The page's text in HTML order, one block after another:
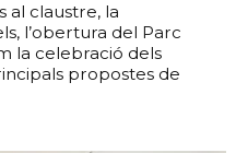
al claustre, la
l’obertura del Parc
la celebració dels
propostes de